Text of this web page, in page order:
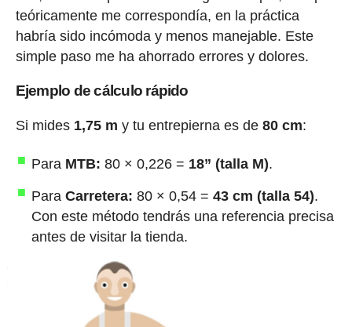
teóricamente me correspondía, en la práctica
habría sido incómoda y menos manejable. Este
simple paso me ha ahorrado errores y dolores.
Ejemplo de cálculo rápido
Si mides 1,75 m y tu entrepierna es de 80 cm:
Para MTB: 80 × 0,226 = 18” (talla M).
Para Carretera: 80 × 0,54 = 43 cm (talla 54).
Con este método tendrás una referencia precisa
antes de visitar la tienda.